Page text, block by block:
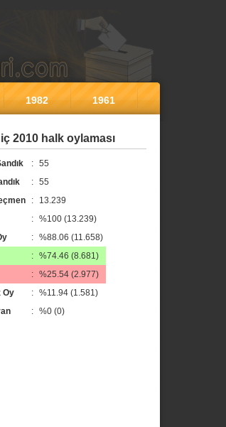
1982 1961
2010 halk oylaması
: 55
: 55
:
13.239
: %100 (13.239)
: %88.06 (11.658)
: %74.46 (8.681)
: %25.54 (2.977)
Oy
: %11.94 (1.581)
: %0 (0)